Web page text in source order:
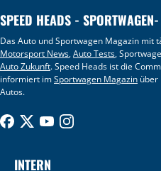
SPEED HEADS -
Das Auto und Sportwagen Magazin mit
Motorsport News,Auto Tests,
Auto Zukunft. Speed Heads ist die
informiert imSportwagen Magazin über
Autos.
INTERN